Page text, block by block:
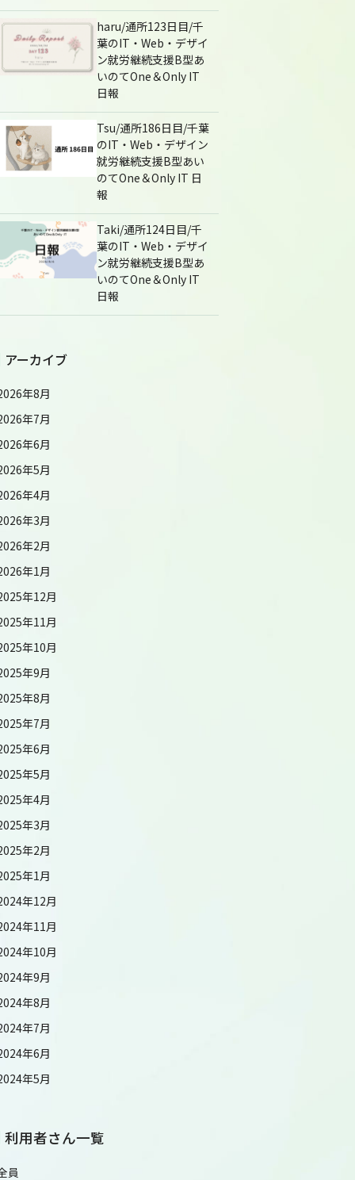
haru/通所123日目/千
葉のIT・Web・デザイ
ン就労継続支援B型あ
いのてOne＆Only IT
日報
Tsu/通所186日目/千葉
のIT・Web・デザイン
就労継続支援B型あい
のてOne＆Only IT 日
報
Taki/通所124日目/千
葉のIT・Web・デザイ
ン就労継続支援B型あ
いのてOne＆Only IT
日報
アーカイブ
年8月
年7月
年6月
年5月
年4月
年3月
年2月
年1月
年12月
年11月
年10月
年9月
年8月
年7月
年6月
年5月
年4月
年3月
年2月
年1月
年12月
年11月
年10月
年9月
年8月
年7月
年6月
年5月
利用者さん一覧
員